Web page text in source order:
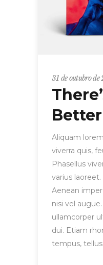
31 de outubro de
Aliquam
viverra quis,
Phasellus
varius
Aenean
nisi vel
ullamcorper
dui. Etiam
tempus,